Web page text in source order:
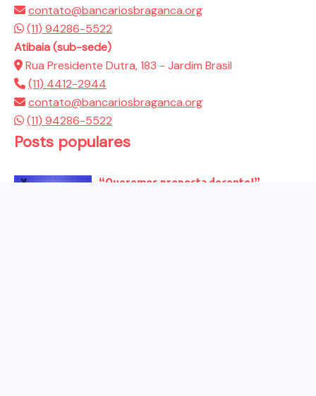
contato@bancariosbraganca.org
(11) 94286-5522
Atibaia (sub-sede)
Rua Presidente Dutra, 183 - Jardim Brasil
(11) 4412-2944
contato@bancariosbraganca.org
(11) 94286-5522
Posts populares
“Queremos proposta decente!”